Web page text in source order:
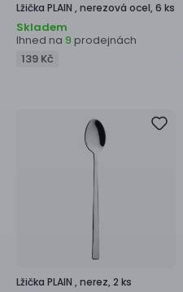
Lžička PLAIN , nerezová ocel, 6 ks
Skladem
Ihned na 9 prodejnách
139 Kč
Lžička PLAIN , nerez, 2 ks